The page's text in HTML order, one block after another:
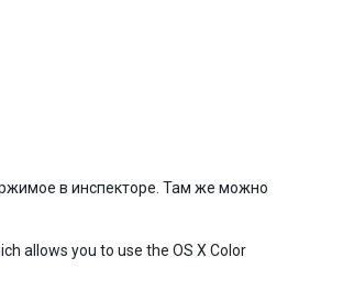
в инспекторе. Там же можно
allows you to use the OS X Color